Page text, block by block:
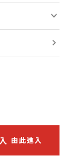
由此進入